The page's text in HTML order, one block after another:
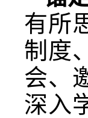
有所
制度
会、
深入